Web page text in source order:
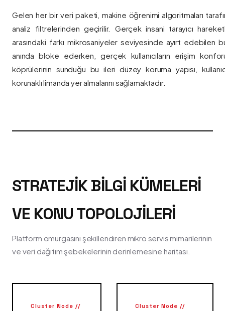
Gelen her bir veri paketi, makine öğrenimi algoritmaları
analiz filtrelerinden geçirilir. Gerçek insani tarayıcı
arasındaki farkı mikrosaniyeler seviyesinde ayırt edebilen
anında bloke ederken, gerçek kullanıcıların erişim
köprülerinin sunduğu bu ileri düzey koruma yapısı,
korunaklı limanda yer almalarını sağlamaktadır.
STRATEJIK BILGI KÜMELERI
VE KONU TOPOLOJILERI
Platform omurgasını şekillendiren mikro servis mimarilerinin
ve veri dağıtım şebekelerinin derinlemesine haritası.
Cluster Node //
Cluster Node //